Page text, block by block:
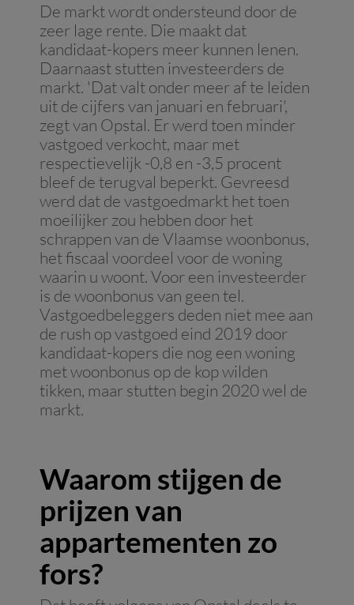
De markt wordt ondersteund door de
zeer lage rente. Die maakt dat
kandidaat-kopers meer kunnen lenen.
Daarnaast stutten investeerders de
markt. 'Dat valt onder meer af te leiden
uit de cijfers van januari en februari',
zegt van Opstal. Er werd toen minder
vastgoed verkocht, maar met
respectievelijk -0,8 en -3,5 procent
bleef de terugval beperkt. Gevreesd
werd dat de vastgoedmarkt het toen
moeilijker zou hebben door het
schrappen van de Vlaamse woonbonus,
het fiscaal voordeel voor de woning
waarin u woont. Voor een investeerder
is de woonbonus van geen tel.
Vastgoedbeleggers deden niet mee aan
de rush op vastgoed eind 2019 door
kandidaat-kopers die nog een woning
met woonbonus op de kop wilden
tikken, maar stutten begin 2020 wel de
markt.
Waarom stijgen de
prijzen van
appartementen zo
fors?